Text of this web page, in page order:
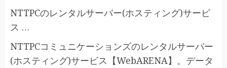
NTTPCのレンタルサーバー(ホスティング)サービ
ス …
NTTPCコミュニケーションズのレンタルサーバー
(ホスティング)サービス【WebARENA】。データ